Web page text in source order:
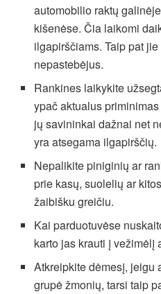
automobilio raktų
kišenėse. Čia laikomi
ilgapirščiams. Taip pat
nepastebėjus.
Rankines laikykite
ypač aktualus
jų savininkai dažnai net
yra atsegama ilgapirščių.
Nepalikite piniginių ar
prie kasų, suolelių ar
žaibišku greičiu.
Kai parduotuvėse
karto jas krauti į vežimėlį
Atkreipkite dėmesį, jeigu
grupė žmonių, tarsi taip